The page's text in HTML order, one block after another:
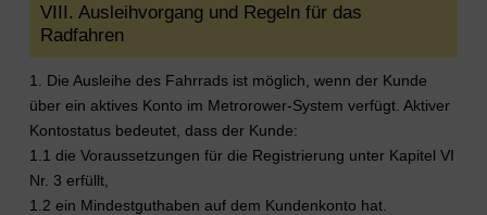
VIII. Ausleihvorgang und Regeln für das
Radfahren
1. Die Ausleihe des Fahrrads ist möglich, wenn der Kunde
über ein aktives Konto im Metrorower-System verfügt. Aktiver
Kontostatus bedeutet, dass der Kunde:
1.1 die Voraussetzungen für die Registrierung unter Kapitel VI
Nr. 3 erfüllt,
1.2 ein Mindestguthaben auf dem Kundenkonto hat.